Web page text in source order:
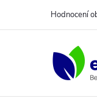
Hodnocení